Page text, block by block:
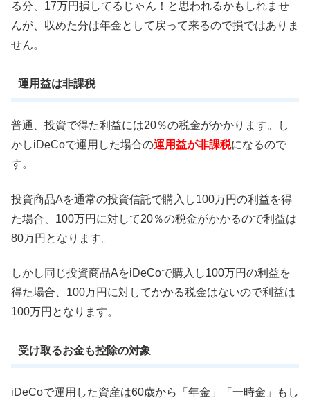
る分、17万円損してるじゃん！と思われるかもしれませ
んが、収めた分は年金として戻って来るので損ではありま
せん。
運用益は非課税
普通、投資で得た利益には20％の税金がかかります。し
かしiDeCoで運用した場合の運用益が非課税になるので
す。
投資商品Aを通常の投資信託で購入し100万円の利益を得
た場合、100万円に対して20％の税金がかかるので利益は
80万円となります。
しかし同じ投資商品AをiDeCoで購入し100万円の利益を
得た場合、100万円に対してかかる税金はないので利益は
100万円となります。
受け取るお金も控除の対象
iDeCoで運用した資産は60歳から「年金」「一時金」もし